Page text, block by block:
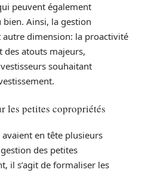
peuvent également
Ainsi, la gestion
dimension: la proactivité
des atouts majeurs,
souhaitant
les petites copropriétés
avaient en tête plusieurs
des petites
il s’agit de formaliser les